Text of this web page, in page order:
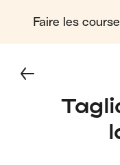
Faire les